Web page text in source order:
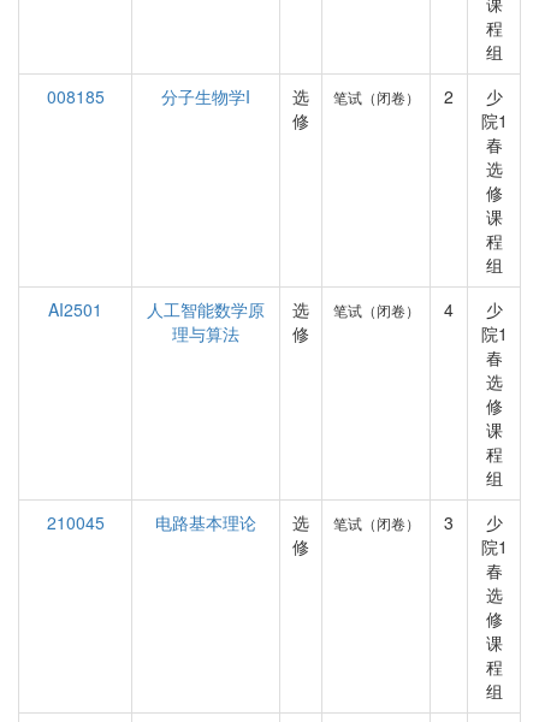
程
组
008185
分子生物学I
选
修
笔试（闭卷） 2
少
院1
春
选
修
课
程
组
AI2501
人工智能数学原
理与算法
选
修
笔试（闭卷） 4
少
院1
春
选
修
课
程
组
210045
电路基本理论
选
修
笔试（闭卷） 3
少
院1
春
选
修
课
程
组